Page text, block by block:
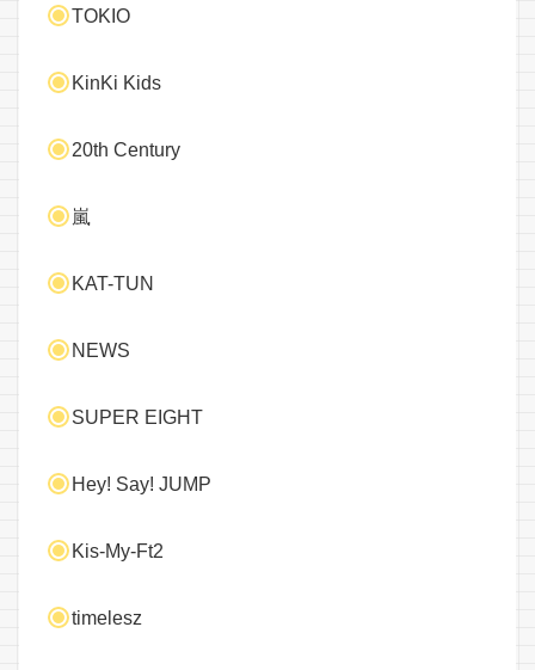
TOKIO
KinKi Kids
20th Century
嵐
KAT-TUN
NEWS
SUPER EIGHT
Hey! Say! JUMP
Kis-My-Ft2
timelesz